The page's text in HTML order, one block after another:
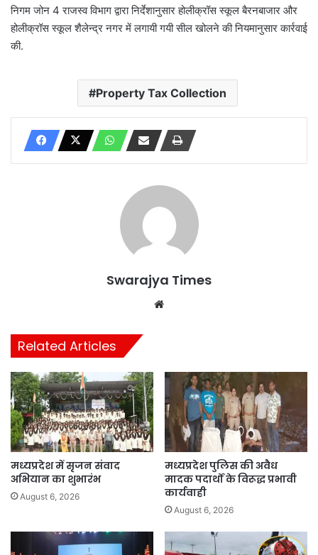
निगम जोन 4 राजस्व विभाग द्वारा निर्देशानुसार होलीक्रॉस स्कूल बैरनबाजार और
होलीक्रॉस स्कूल शैलेन्द्र नगर में लगायी गयी सील खोलने की नियमानुसार कार्रवाई
की.
Property Tax Collection
Swarajya Times
Related Articles
मध्यप्रदेश में सृजन संवाद
अभियान का शुभारंभ
August 6, 2026
मध्यप्रदेश पुलिस की अवैध
मादक पदार्थों के विरूद्ध प्रभावी
कार्यवाही
August 6, 2026